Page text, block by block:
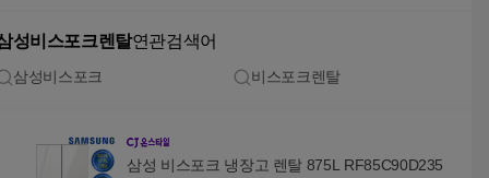
성비스포크렌탈연관검색어
삼성비스포크 비스포크렌탈
삼성 비스포크 냉장고 렌탈 875L RF85C90D235